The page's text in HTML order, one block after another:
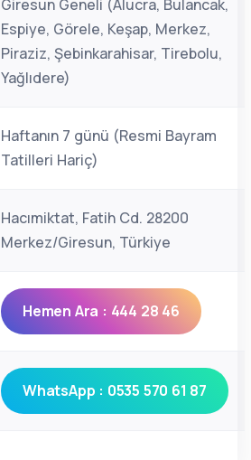
Giresun Geneli (Alucra, Bulancak,
Espiye, Görele, Keşap, Merkez,
Piraziz, Şebinkarahisar, Tirebolu,
Yağlıdere)
Haftanın 7 günü (Resmi Bayram
Tatilleri Hariç)
Hacımiktat, Fatih Cd. 28200
Merkez/Giresun, Türkiye
Hemen Ara : 444 28 46
WhatsApp : 0535 570 61 87